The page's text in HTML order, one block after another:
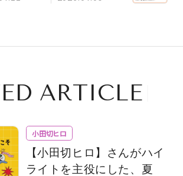
vol.148
ロック vol.146
ARTICLE
小田切ヒロ
【小田切ヒロ】さんがハイ
ライトを主役にした、夏